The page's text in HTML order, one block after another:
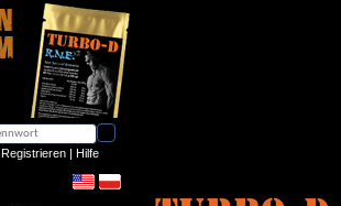
Registrieren | Hilfe